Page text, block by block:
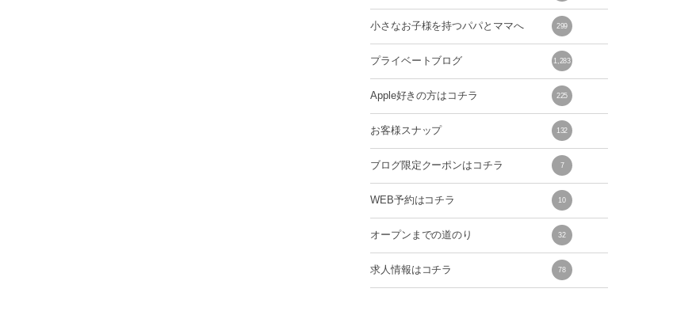
小さなお子様を持つパパとママへ 299
プライベートブログ 1,283
Apple好きの方はコチラ 225
お客様スナップ 132
ブログ限定クーポンはコチラ 7
WEB予約はコチラ 10
オープンまでの道のり 32
求人情報はコチラ 78